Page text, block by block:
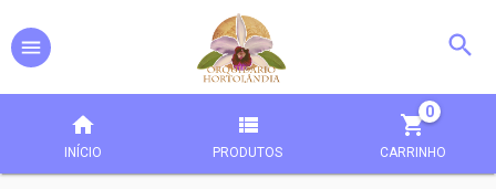
INÍCIO PRODUTOS CARRINHO
0